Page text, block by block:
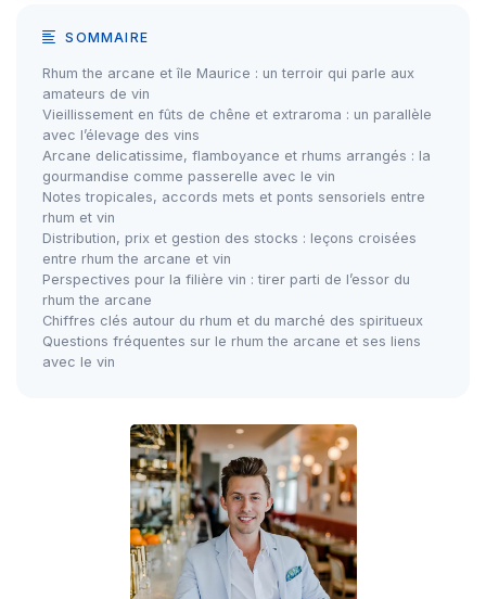
SOMMAIRE
Rhum the arcane et île Maurice : un terroir qui parle aux
amateurs de vin
Vieillissement en fûts de chêne et extraroma : un parallèle
avec l’élevage des vins
Arcane delicatissime, flamboyance et rhums arrangés : la
gourmandise comme passerelle avec le vin
Notes tropicales, accords mets et ponts sensoriels entre
rhum et vin
Distribution, prix et gestion des stocks : leçons croisées
entre rhum the arcane et vin
Perspectives pour la filière vin : tirer parti de l’essor du
rhum the arcane
Chiffres clés autour du rhum et du marché des spiritueux
Questions fréquentes sur le rhum the arcane et ses liens
avec le vin